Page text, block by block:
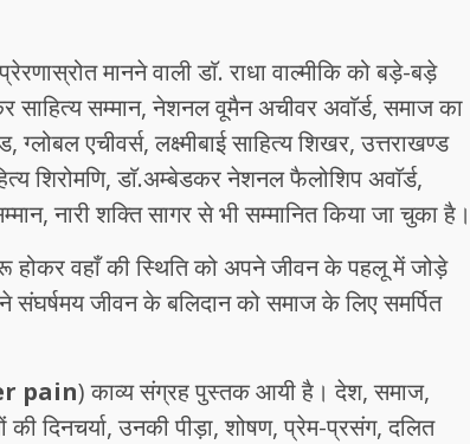
मानने वाली डाॅ. राधा वाल्मीकि को बड़े-बड़े
साहित्य सम्मान, नेशनल वूमैन अचीवर अवाॅर्ड, समाज का
ग्लोबल एचीवर्स, लक्ष्मीबाई साहित्य शिखर, उत्तराखण्ड
शिरोमणि, डाॅ.अम्बेडकर नेशनल फैलोशिप अवाॅर्ड,
नारी शक्ति सागर से भी सम्मानित किया जा चुका है।
वहाँ की स्थिति को अपने जीवन के पहलू में जोड़े
जीवन के बलिदान को समाज के लिए समर्पित
pain) काव्य संग्रह पुस्तक आयी है। देश, समाज,
की दिनचर्या, उनकी पीड़ा, शोषण, प्रेम-प्रसंग, दलित